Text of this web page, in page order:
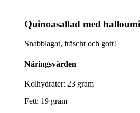
Quinoasallad med
Snabblagat, fräscht och gott!
Näringsvärden
Kolhydrater: 23 gram
Fett: 19 gram